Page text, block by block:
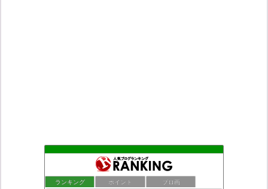
ランキング ポイント ブロ画
デモや街宣のお供に！プラカード無料素材
ついっちゃが速報
44位 老子の道（万物の源）と徳